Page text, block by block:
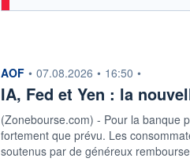
information fournie par
AOF • 07.08.2026 • 16:50 •
IA, Fed et Yen : la
(Zonebourse.com) - Pour la banque
fortement que prévu. Les
soutenus par de généreux